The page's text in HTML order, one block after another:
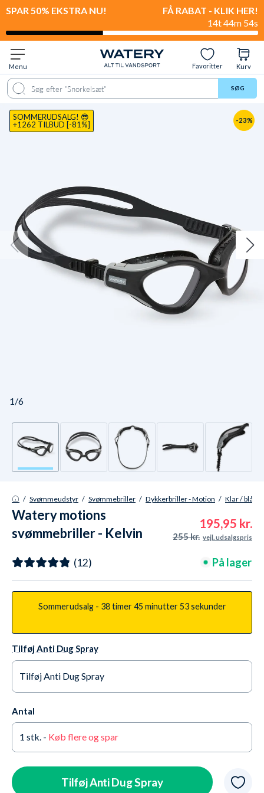
SPAR 50% EKSTRA NU!
FÅ RABAT - KLIK HER!
14t 44m 53s
Menu Favoritter Kurv
SØG
Spørgsmål & svar Anbefalet til Anmeldelser
-23%
SOMMERUDSALG! 😎
+1262 TILBUD [-81%]
1/6
/ Svømmeudstyr / Svømmebriller / Dykkerbriller - Motion / Klar / blå /
Watery motions
svømmebriller - Kelvin
195,95 kr.
255 kr. vejl. udsalgspris
(12) På lager
Sommerudsalg - 38 timer45 minutter52 sekunder
Tilføj Anti Dug Spray
Tilføj Anti Dug Spray
Nej tak På lager
Antal
1 stk. - Køb flere og spar
Tilføj Anti Dug Spray